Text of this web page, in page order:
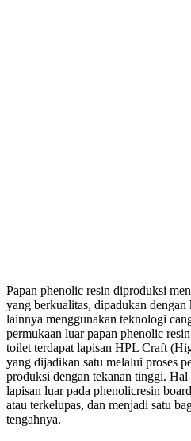
Papan phenolic resin diproduksi
yang berkualitas, dipadukan
lainnya menggunakan teknologi
permukaan luar papan phenolic
toilet terdapat lapisan HPL Craft
yang dijadikan satu melalui proses
produksi dengan tekanan tinggi.
lapisan luar pada phenolicresin
atau terkelupas, dan menjadi satu
tengahnya.